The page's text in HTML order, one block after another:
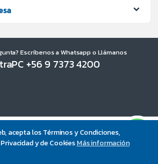
acepta los Términos y Condiciones,
y de CookiesMás información
Escríbenos a Whatsapp o Llámanos
+56 9 7373 4200